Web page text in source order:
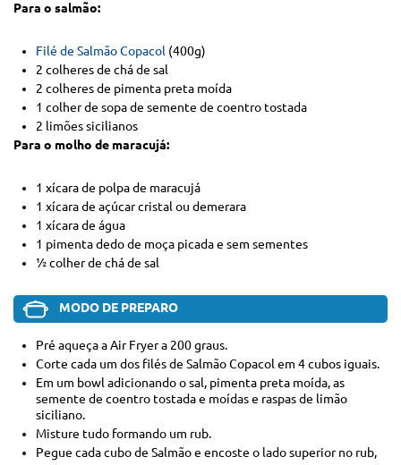
Para o salmão:
Filé de Salmão Copacol (400g)
2 colheres de chá de sal
2 colheres de pimenta preta moída
1 colher de sopa de semente de coentro tostada
2 limões sicilianos
Para o molho de maracujá:
1 xícara de polpa de maracujá
1 xícara de açúcar cristal ou demerara
1 xícara de água
1 pimenta dedo de moça picada e sem sementes
½ colher de chá de sal
MODO DE PREPARO
Pré aqueça a Air Fryer a 200 graus.
Corte cada um dos filés de Salmão Copacol em 4 cubos iguais.
Em um bowl adicionando o sal, pimenta preta moída, as
semente de coentro tostada e moídas e raspas de limão
siciliano.
Misture tudo formando um rub.
Pegue cada cubo de Salmão e encoste o lado superior no rub,